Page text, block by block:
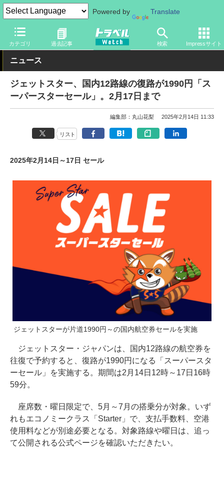
Powered by Translate
カテゴリ 過去記事 検索 Impressサイト
トラベル Watch 企業・政府・官庁 国内エアライン ジェットス
ニュース
ジェットスター、国内12路線の復路が1990円「ス
ーパースターセール」。2月17日まで
編集部：丸山花梨 2025年2月14日 11:33
リスト
2025年2月14日～17日 セール
ジェットスターが片道1990円～の国内航空券セールを実施
ジェットスター・ジャパンは、国内12路線の航空券を
往復で予約すると、復路が1990円になる「スーパースタ
ーセール」を実施する。期間は2月14日12時～17日16時
59分。
座席数・曜日限定で、5月～7月の搭乗分が対象。いず
れもエコノミークラス「Starter」で、支払手数料、空港
使用料などが別途必要となる。対象路線や曜日は、追っ
て公開される公式ページを確認いただきたい。